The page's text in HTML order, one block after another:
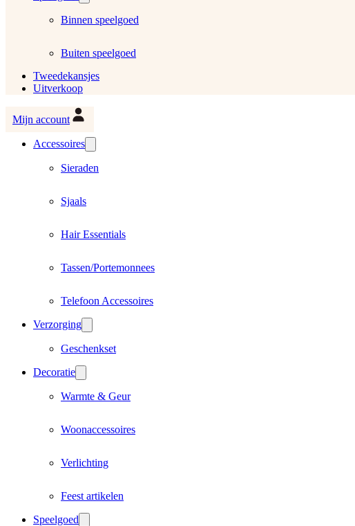
Binnen speelgoed
Buiten speelgoed
Tweedekansjes
Uitverkoop
Mijn account
Accessoires
Sieraden
Sjaals
Hair Essentials
Tassen/Portemonnees
Telefoon Accessoires
Verzorging
Geschenkset
Decoratie
Warmte & Geur
Woonaccessoires
Verlichting
Feest artikelen
Speelgoed